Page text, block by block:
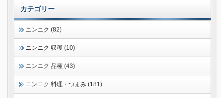
カテゴリー
ニンニク (82)
ニンニク 収穫 (10)
ニンニク 品種 (43)
ニンニク 料理・つまみ (181)